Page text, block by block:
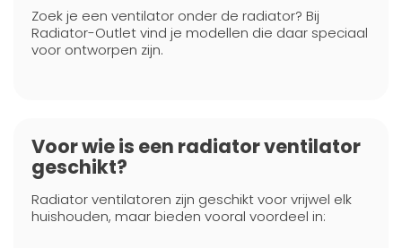
Zoek je een ventilator onder de radiator? Bij
Radiator-Outlet vind je modellen die daar speciaal
voor ontworpen zijn.
Voor wie is een radiator ventilator
geschikt?
Radiator ventilatoren zijn geschikt voor vrijwel elk
huishouden, maar bieden vooral voordeel in: